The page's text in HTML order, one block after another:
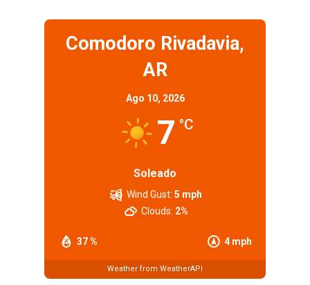
Comodoro Rivadavia,
AR
Ago 10, 2026
7 °C
Soleado
37 % 4 mph
Wind Gust: 5 mph
Clouds: 2%
Weather from WeatherAPI